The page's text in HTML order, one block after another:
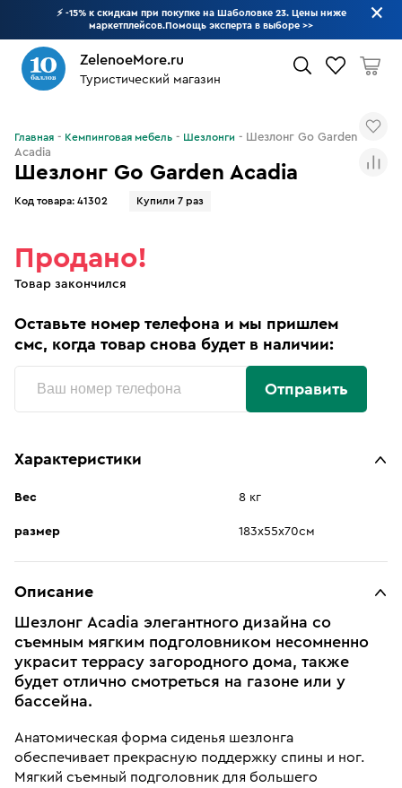
⚡ -15% к скидкам при покупке на Шаболовке 23. Цены ниже
маркетплейсов.Помощь эксперта в выборе >>
ZelenoeMore.ru
Туристический магазин
Шезлонг Go Garden Acadia
Код товара: 41302 Купили 7 раз
Главная Кемпинговая мебель Шезлонги
Шезлонг Go Garden
Acadia
Продано!
Товар закончился
Оставьте номер телефона и мы пришлем
смс, когда товар снова будет в наличии:
Отправить
Характеристики
Вес 8 кг
размер 183х55х70см
Описание
Шезлонг Acadia элегантного дизайна со
съемным мягким подголовником несомненно
украсит террасу загородного дома, также
будет отлично смотреться на газоне или у
бассейна.
Анатомическая форма сиденья шезлонга
обеспечивает прекрасную поддержку спины и ног.
Мягкий съемный подголовник для большего